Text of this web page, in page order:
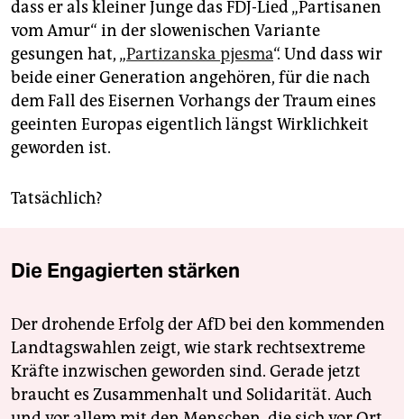
dass er als kleiner Junge das FDJ-Lied „Partisanen
vom Amur“ in der slowenischen Variante
gesungen hat, „Partizanska pjesma“. Und dass wir
beide einer Generation angehören, für die nach
dem Fall des Eisernen Vorhangs der Traum eines
geeinten Europas eigentlich längst Wirklichkeit
geworden ist.
Tatsächlich?
Die Engagierten stärken
Der drohende Erfolg der AfD bei den kommenden
Landtagswahlen zeigt, wie stark rechtsextreme
Kräfte inzwischen geworden sind. Gerade jetzt
braucht es Zusammenhalt und Solidarität. Auch